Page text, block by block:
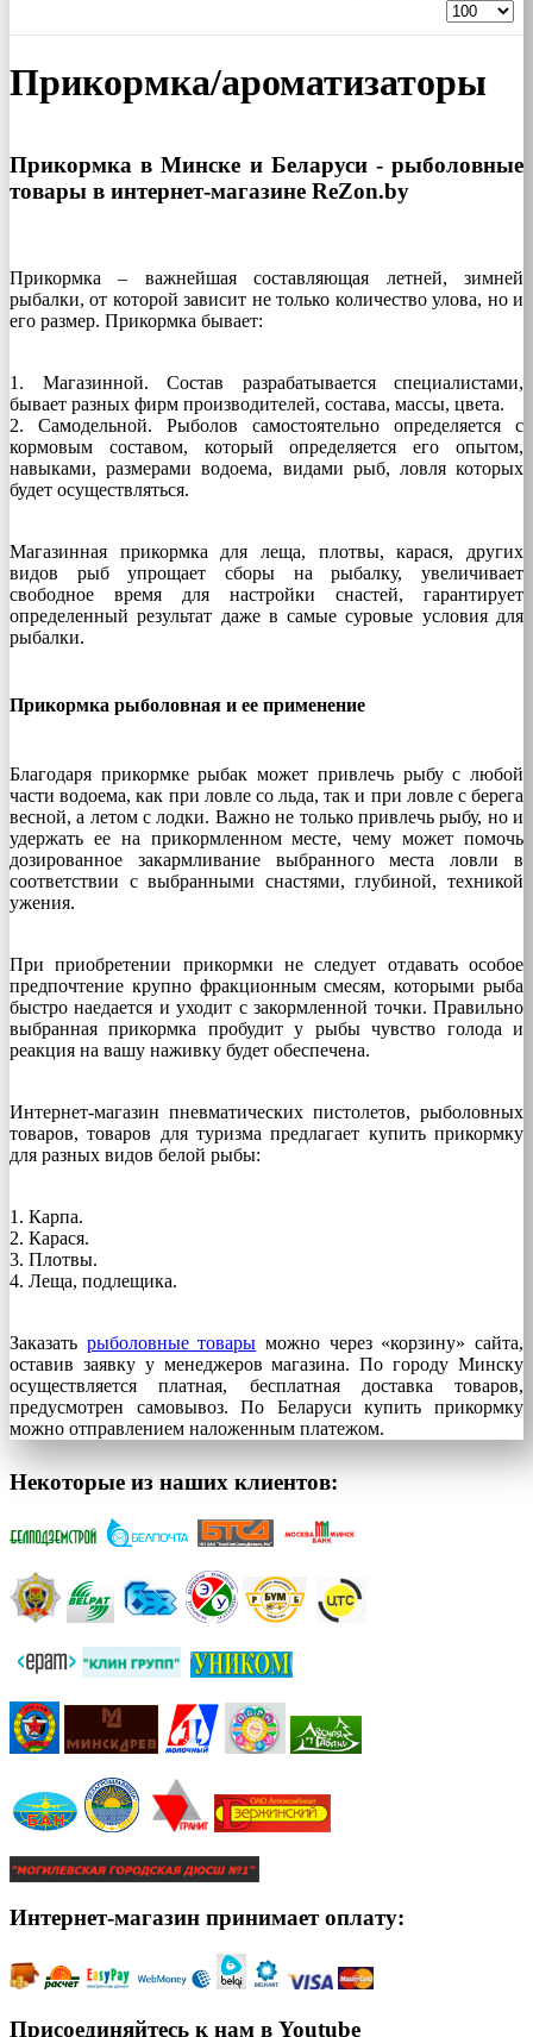
Прикормка/ароматизаторы
Прикормка в Минске и Беларуси - рыболовные
товары в интернет-магазине ReZon.by
Прикормка – важнейшая составляющая летней, зимней
рыбалки, от которой зависит не только количество улова, но и
его размер. Прикормка бывает:
1. Магазинной. Состав разрабатывается специалистами,
бывает разных фирм производителей, состава, массы, цвета.
2. Самодельной. Рыболов самостоятельно определяется с
кормовым составом, который определяется его опытом,
навыками, размерами водоема, видами рыб, ловля которых
будет осуществляться.
Магазинная прикормка для леща, плотвы, карася, других
видов рыб упрощает сборы на рыбалку, увеличивает
свободное время для настройки снастей, гарантирует
определенный результат даже в самые суровые условия для
рыбалки.
Прикормка рыболовная и ее применение
Благодаря прикормке рыбак может привлечь рыбу с любой
части водоема, как при ловле со льда, так и при ловле с берега
весной, а летом с лодки. Важно не только привлечь рыбу, но и
удержать ее на прикормленном месте, чему может помочь
дозированное закармливание выбранного места ловли в
соответствии с выбранными снастями, глубиной, техникой
ужения.
При приобретении прикормки не следует отдавать особое
предпочтение крупно фракционным смесям, которыми рыба
быстро наедается и уходит с закормленной точки. Правильно
выбранная прикормка пробудит у рыбы чувство голода и
реакция на вашу наживку будет обеспечена.
Интернет-магазин пневматических пистолетов, рыболовных
товаров, товаров для туризма предлагает купить прикормку
для разных видов белой рыбы:
1. Карпа.
2. Карася.
3. Плотвы.
4. Леща, подлещика.
Заказать рыболовные товары можно через «корзину» сайта,
оставив заявку у менеджеров магазина. По городу Минску
осуществляется платная, бесплатная доставка товаров,
предусмотрен самовывоз. По Беларуси купить прикормку
можно отправлением наложенным платежом.
Некоторые из наших клиентов:
Интернет-магазин принимает оплату:
Присоединяйтесь к нам в Youtube